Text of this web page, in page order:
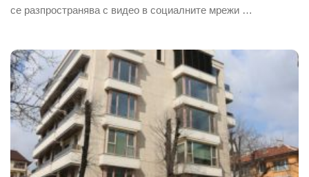
се разпространява с видео в социалните мрежи …